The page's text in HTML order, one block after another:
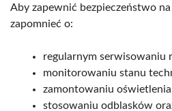
Aby zapewnić bezpieczeństwo
zapomnieć o:
regularnym serwisowaniu
monitorowaniu stanu
zamontowaniu oświetlenia
stosowaniu odblasków